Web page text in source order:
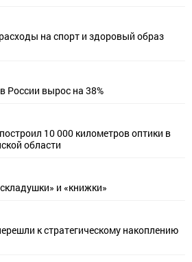
на спорт и здоровый образ
России вырос на 38%
10 000 километров оптики в
области
и «книжки»
к стратегическому накоплению